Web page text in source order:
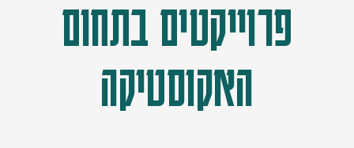
פרוייקטים בתחום
האקוסטיקה